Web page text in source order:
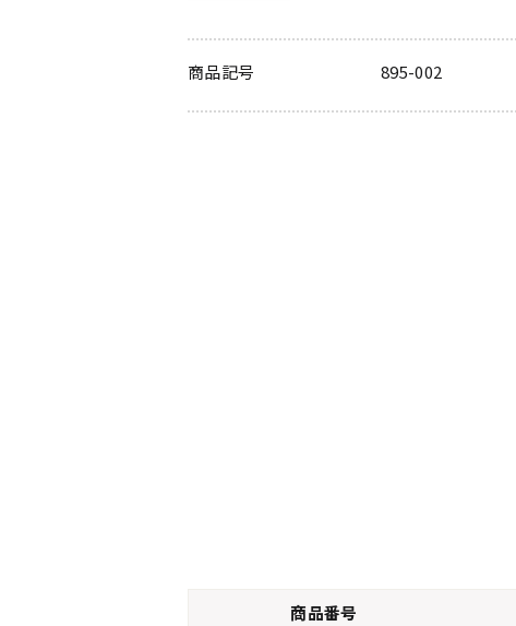
商品記号 895-002
商品番号